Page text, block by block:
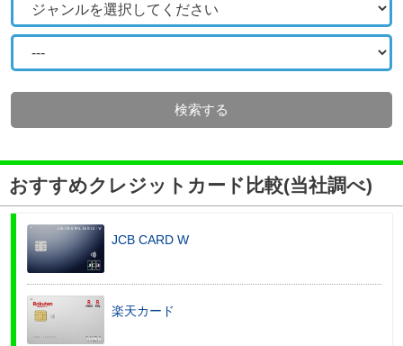
検索する
おすすめクレジットカード比較(当社調べ)
JCB CARD W
楽天カード